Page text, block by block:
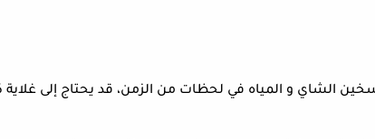
الشاي و المياه في لحظات من الزمن، قد يحتاج إلى